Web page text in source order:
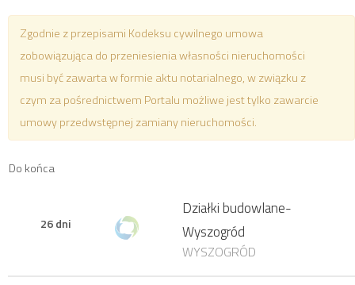
Zgodnie z przepisami Kodeksu cywilnego umowa
zobowiązująca do przeniesienia własności nieruchomości
musi być zawarta w formie aktu notarialnego, w związku z
czym za pośrednictwem Portalu możliwe jest tylko zawarcie
umowy przedwstępnej zamiany nieruchomości.
Do końca
26 dni
Działki budowlane-
Wyszogród
WYSZOGRÓD